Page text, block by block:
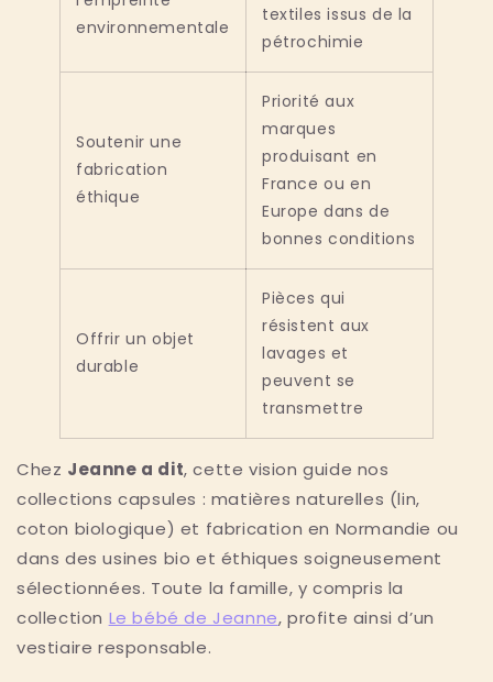
environnementale
textiles issus de la
pétrochimie
Soutenir une
fabrication
éthique
Priorité aux
marques
produisant en
France ou en
Europe dans de
bonnes conditions
Offrir un objet
durable
Pièces qui
résistent aux
lavages et
peuvent se
transmettre
Chez Jeanne a dit, cette vision guide nos
collections capsules : matières naturelles (lin,
coton biologique) et fabrication en Normandie ou
dans des usines bio et éthiques soigneusement
sélectionnées. Toute la famille, y compris la
collection Le bébé de Jeanne, profite ainsi d’un
vestiaire responsable.